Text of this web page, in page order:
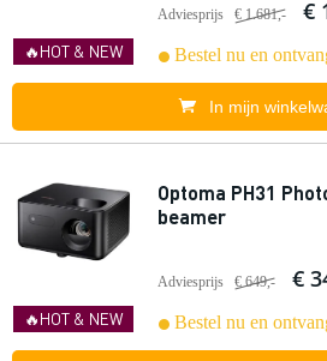
🔥HOT & NEW
Adviesprijs € 1.681,- €
Bestel nu en
In mijn
🔥HOT & NEW
Optoma PH31
beamer
Adviesprijs € 649,- €
Bestel nu en